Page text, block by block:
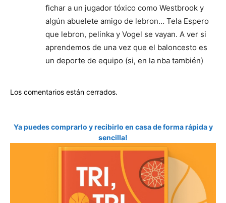
fichar a un jugador tóxico como Westbrook y
algún abuelete amigo de lebron… Tela Espero
que lebron, pelinka y Vogel se vayan. A ver si
aprendemos de una vez que el baloncesto es
un deporte de equipo (si, en la nba también)
Los comentarios están cerrados.
Ya puedes comprarlo y recibirlo en casa de forma rápida y
sencilla!